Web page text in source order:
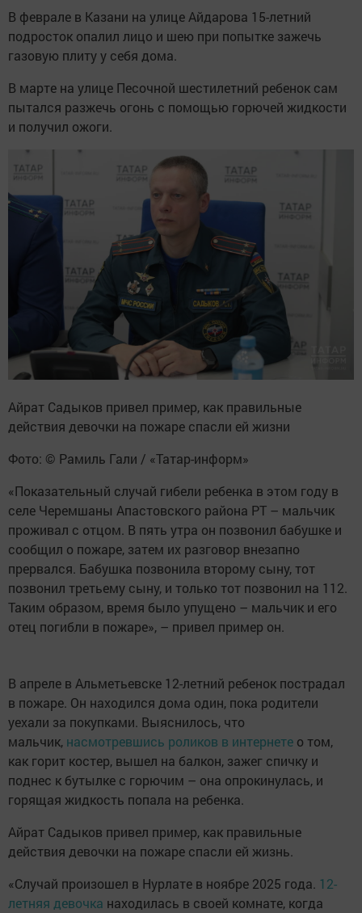
В феврале в Казани на улице Айдарова 15-летний
подросток опалил лицо и шею при попытке зажечь
газовую плиту у себя дома.
В марте на улице Песочной шестилетний ребенок сам
пытался разжечь огонь с помощью горючей жидкости
и получил ожоги.
Айрат Садыков привел пример, как правильные
действия девочки на пожаре спасли ей жизни
Фото: © Рамиль Гали / «Татар-информ»
«Показательный случай гибели ребенка в этом году в
селе Черемшаны Апастовского района РТ – мальчик
проживал с отцом. В пять утра он позвонил бабушке и
сообщил о пожаре, затем их разговор внезапно
прервался. Бабушка позвонила второму сыну, тот
позвонил третьему сыну, и только тот позвонил на 112.
Таким образом, время было упущено – мальчик и его
отец погибли в пожаре», – привел пример он.
В апреле в Альметьевске 12-летний ребенок пострадал
в пожаре. Он находился дома один, пока родители
уехали за покупками. Выяснилось, что
мальчик, насмотревшись роликов в интернете о том,
как горит костер, вышел на балкон, зажег спичку и
поднес к бутылке с горючим – она опрокинулась, и
горящая жидкость попала на ребенка.
Айрат Садыков привел пример, как правильные
действия девочки на пожаре спасли ей жизнь.
«Случай произошел в Нурлате в ноябре 2025 года. 12-
летняя девочка находилась в своей комнате, когда